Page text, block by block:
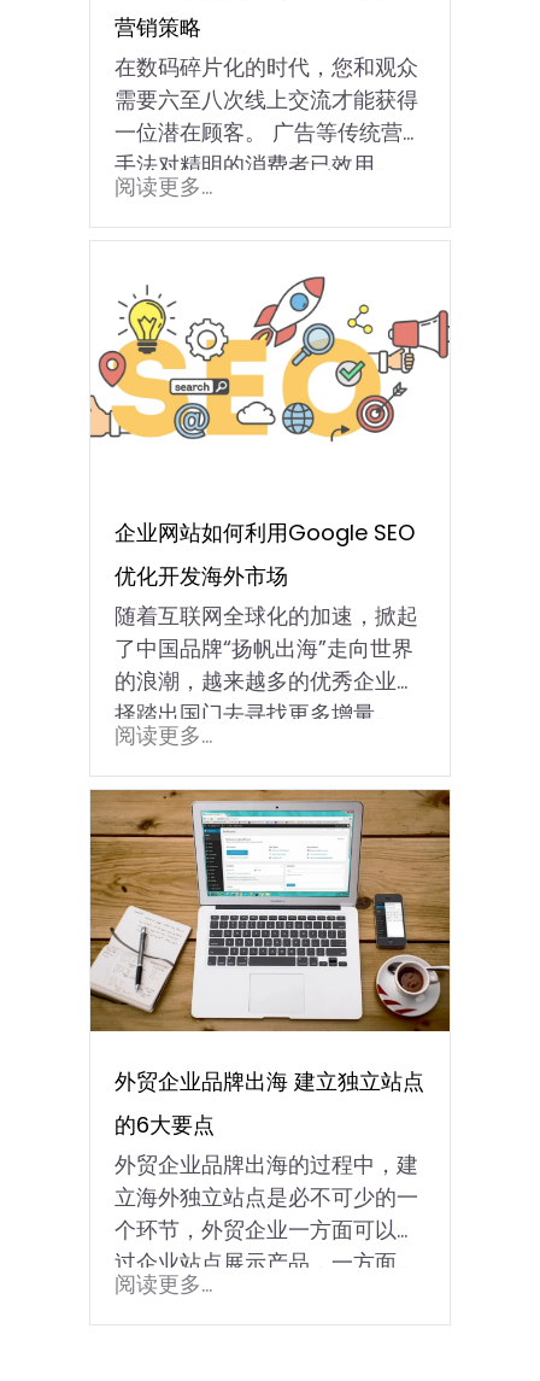
营销策略
在数码碎片化的时代，您和观众
需要六至八次线上交流才能获得
一位潜在顾客。 广告等传统营销
手法对精明的消费者已效用...
阅读更多...
企业网站如何利用Google SEO
优化开发海外市场
随着互联网全球化的加速，掀起
了中国品牌“扬帆出海”走向世界
的浪潮，越来越多的优秀企业选
择踏出国门去寻找更多增量...
阅读更多...
外贸企业品牌出海 建立独立站点
的6大要点
外贸企业品牌出海的过程中，建
立海外独立站点是必不可少的一
个环节，外贸企业一方面可以通
过企业站点展示产品，一方面...
阅读更多...